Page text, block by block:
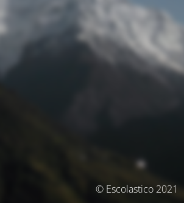
© Escolastico 2021